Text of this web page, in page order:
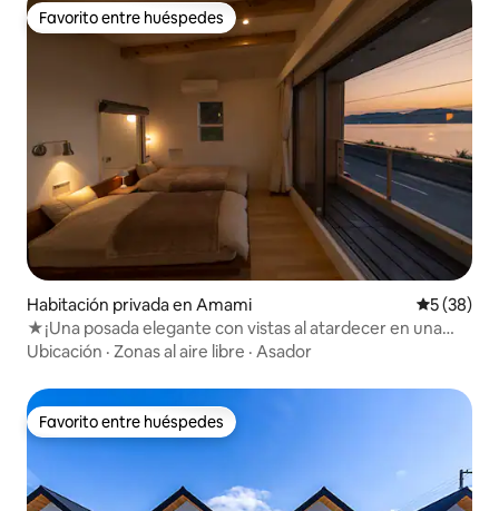
Favorito entre huéspedes
Favorito entre huéspedes
Habitación privada en Amami
5 (38)
★¡Una posada elegante con vistas al atardecer en una
ubicación excepcional a solo 10 minutos del★ aeropuerto!
Ubicación · Zonas al aire libre · Asador
Favorito entre huéspedes
Favorito entre huéspedes